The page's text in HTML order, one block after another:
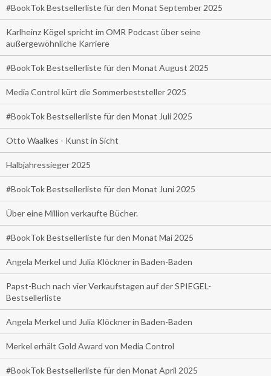
#BookTok Bestsellerliste für den Monat September 2025
Karlheinz Kögel spricht im OMR Podcast über seine
außergewöhnliche Karriere
#BookTok Bestsellerliste für den Monat August 2025
Media Control kürt die Sommerbeststeller 2025
#BookTok Bestsellerliste für den Monat Juli 2025
Otto Waalkes - Kunst in Sicht
Halbjahressieger 2025
#BookTok Bestsellerliste für den Monat Juni 2025
Über eine Million verkaufte Bücher.
#BookTok Bestsellerliste für den Monat Mai 2025
Angela Merkel und Julia Klöckner in Baden-Baden
Papst-Buch nach vier Verkaufstagen auf der SPIEGEL-
Bestsellerliste
Angela Merkel und Julia Klöckner in Baden-Baden
Merkel erhält Gold Award von Media Control
#BookTok Bestsellerliste für den Monat April 2025